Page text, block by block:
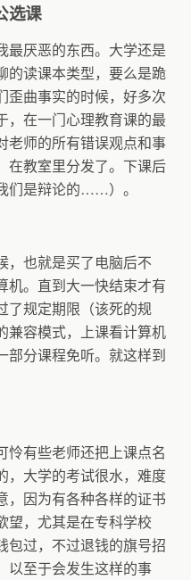
选课
最厌恶的东西。大学还是
的读课本类型，要么是跪
歪曲事实的时候，好多次
，在一门心理教育课的最
老师的所有错误观点和事
在教室里分发了。下课后
们是辩论的……）。
，也就是买了电脑后不
机。直到大一快结束才有
了规定期限（该死的规
兼容模式，上课看计算机
部分课程免听。就这样到
怜有些老师还把上课点名
，大学的考试很水，难度
，因为有各种各样的证书
望，尤其是在专科学校
包过，不过退钱的旗号招
以至于会发生这样的事